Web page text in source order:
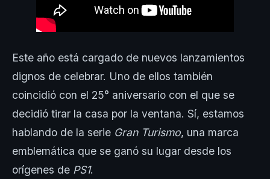
Este año está cargado de nuevos lanzamientos
dignos de celebrar. Uno de ellos también
coincidió con el 25° aniversario con el que se
decidió tirar la casa por la ventana. Sí, estamos
hablando de la serie Gran Turismo, una marca
emblemática que se ganó su lugar desde los
orígenes de PS1.